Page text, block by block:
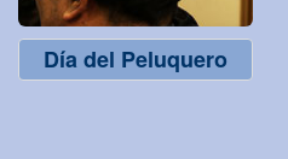
Día del Peluquero